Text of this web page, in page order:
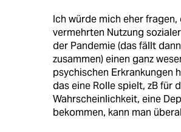
Ich würde mich eher
vermehrten Nutzung
der Pandemie (das fällt
zusammen) einen ganz
psychischen Erkrankungen
das eine Rolle spielt, zB für
Wahrscheinlichkeit, eine
bekommen, kann man